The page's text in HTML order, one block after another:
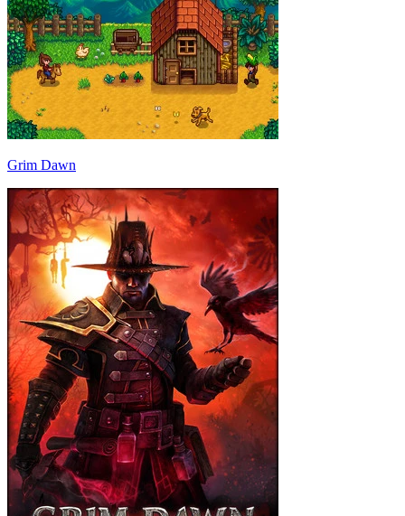
Grim Dawn